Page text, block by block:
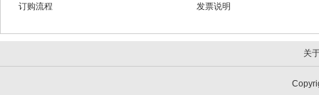
订购流程
发票说明
关